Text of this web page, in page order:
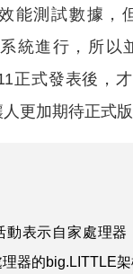
能測試數據，
統進行，所以
正式發表後，
更加期待正式
動表示自家處理器
器的big.LITTLE